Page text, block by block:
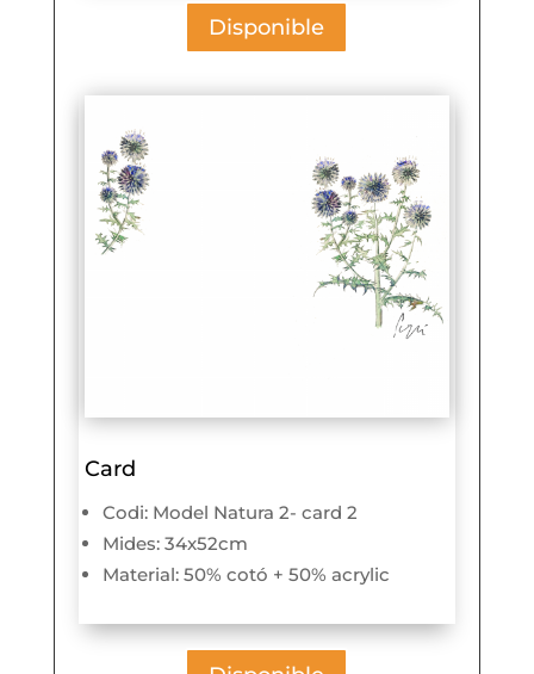
Disponible
Card
Codi: Model Natura 2- card 2
Mides: 34x52cm
Material: 50% cotó + 50% acrylic